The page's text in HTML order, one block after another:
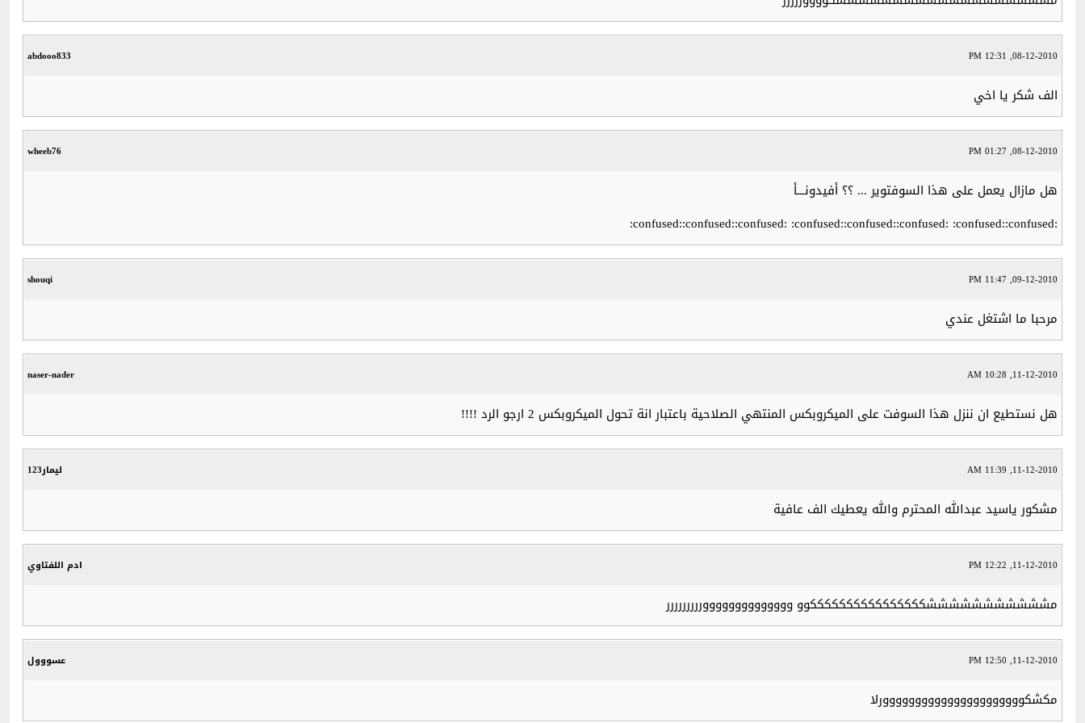
abdooo833 08-12-2010, 12:31 PM
الف شكر يا اخي
wheeb76 08-12-2010, 01:27 PM
هل مازال يعمل على هذا السوفتوير ... ؟؟ أفيدونـــأ
:confused::confused::confused: :confused::confused::confused: :confused::confused:
shouqi 09-12-2010, 11:47 PM
مرحبا ما اشتغل عندي
naser-nader 11-12-2010, 10:28 AM
هل نستطيع ان ننزل هذا السوفت على الميكروبكس المنتهي الصلاحية باعتبار انة تحول الميكروبكس 2 ارجو الرد !!!!
ليمار123 11-12-2010, 11:39 AM
مشكور ياسيد عبدالله المحترم والله يعطيك الف عافية
ادم اللفتاوي 11-12-2010, 12:22 PM
مشششششششششششككككككككككككككككوو ووووووووووووووررررررررر
عسووول 11-12-2010, 12:50 PM
مكشكوووووووووووووووووووووورلا